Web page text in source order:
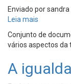
acervo
SOWETO
Enviado porsandra
Leia mais
recebe
acervo
Instituto
Conjunto de
vários aspectos da
A